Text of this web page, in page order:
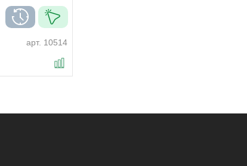
арт. 10514